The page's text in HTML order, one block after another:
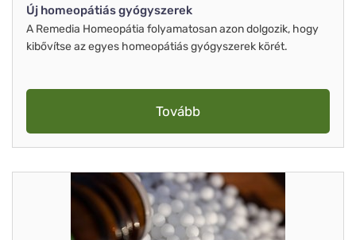
Új homeopátiás gyógyszerek
A Remedia Homeopátia folyamatosan azon dolgozik, hogy
kibővítse az egyes homeopátiás gyógyszerek körét.
Tovább